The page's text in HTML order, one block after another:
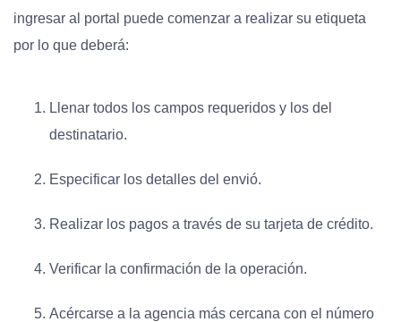
ingresar al portal puede comenzar a realizar su etiqueta
por lo que deberá:
Llenar todos los campos requeridos y los del
destinatario.
Especificar los detalles del envió.
Realizar los pagos a través de su tarjeta de crédito.
Verificar la confirmación de la operación.
Acércarse a la agencia más cercana con el número